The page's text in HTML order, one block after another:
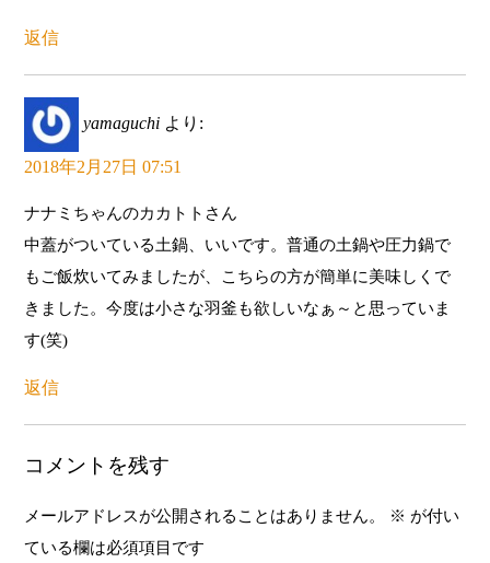
返信
yamaguchi より:
2018年2月27日 07:51
ナナミちゃんのカカトトさん
中蓋がついている土鍋、いいです。普通の土鍋や圧力鍋で
もご飯炊いてみましたが、こちらの方が簡単に美味しくで
きました。今度は小さな羽釜も欲しいなぁ～と思っていま
す(笑)
返信
コメントを残す
メールアドレスが公開されることはありません。 ※ が付い
ている欄は必須項目です